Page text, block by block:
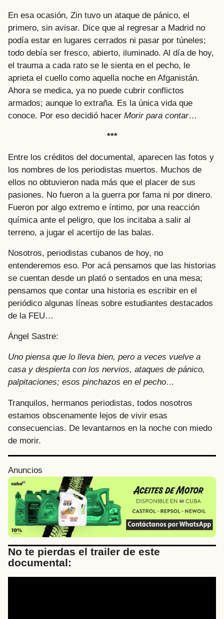
En esa ocasión, Zin tuvo un ataque de pánico, el
primero, sin avisar. Dice que al regresar a Madrid no
podía estar en lugares cerrados ni pasar por túneles;
todo debía ser fresco, abierto, iluminado. Al día de hoy,
el trauma a cada rato se le sienta en el pecho, le
aprieta el cuello como aquella noche en Afganistán.
Ahora se medica, ya no puede cubrir conflictos
armados; aunque lo extraña. Es la única vida que
conoce. Por eso decidió hacer Morir para contar…
***
Entre los créditos del documental, aparecen las fotos y
los nombres de los periodistas muertos. Muchos de
ellos no obtuvieron nada más que el placer de sus
pasiones. No fueron a la guerra por fama ni por dinero.
Fueron por algo extremo e íntimo, por una reacción
química ante el peligro, que los incitaba a salir al
terreno, a jugar el acertijo de las balas.
Nosotros, periodistas cubanos de hoy, no
entenderemos eso. Por acá pensamos que las historias
se cuentan desde un plató o sentados en una mesa;
pensamos que contar una historia es escribir en el
periódico algunas líneas sobre estudiantes destacados
de la FEU…
Ángel Sastre:
Uno piensa que lo lleva bien, pero a veces vuelve a
casa y despierta con los nervios, ataques de pánico,
palpitaciones; esos pinchazos en el pecho…
Tranquilos, hermanos periodistas, todos nosotros
estamos obscenamente lejos de vivir esas
consecuencias. De levantarnos en la noche con miedo
de morir.
Anuncios
No te pierdas el trailer de este
documental: